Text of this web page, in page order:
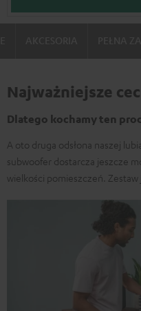
Najważniejsze
Dlatego kochamy ten
A oto druga odsłona naszej
subwoofer dostarcza jeszcze
wielkości pomieszczeń.